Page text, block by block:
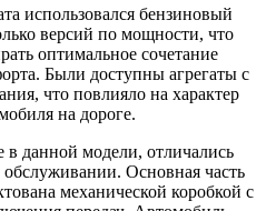
использовался бензиновый
версий по мощности, что
оптимальное сочетание
Были доступны агрегаты с
что повлияло на характер
на дороге.
данной модели, отличались
Основная часть
механической коробкой с